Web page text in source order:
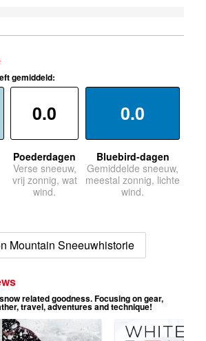
gemiddeld:
0.0
Poederdagen
Verse sneeuw,
vrij zonnig, wat
wind.
0.0
Bluebird-dagen
Gemiddelde sneeuw,
meestal zonnig, lichte
wind.
Mountain Sneeuwhistorie